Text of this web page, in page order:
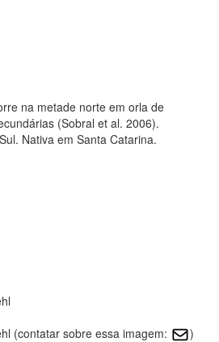
na metade norte em orla de
(Sobral et al. 2006).
Nativa em Santa Catarina.
(contatar sobre essa imagem:
)